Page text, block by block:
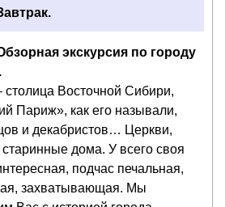
экскурсия по городу
столица Восточной Сибири,
Париж», как его называли,
и декабристов… Церкви,
старинные дома. У всего своя
подчас печальная,
захватывающая. Мы